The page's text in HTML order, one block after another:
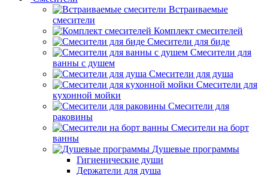
Встраиваемые
смесители
Комплект смесителей
Смесители для биде
Смесители для
ванны с душем
Смесители для душа
Смесители для
кухонной мойки
Смесители для
раковины
Смесители на борт
ванны
Душевые программы
Гигиенические души
Держатели для душа